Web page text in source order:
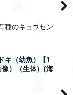
種のキュウセン
キ（幼魚）【1
）（生体）(海